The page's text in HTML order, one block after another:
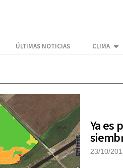
ÚLTIMAS NOTICIAS CLIMA
Ya es
23/10/